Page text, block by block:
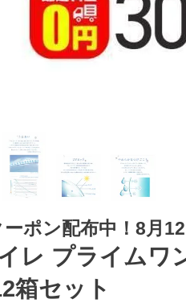
ーポン配布中！8月
レ プライムワ
箱セット